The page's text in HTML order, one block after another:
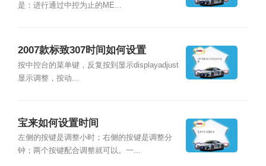
是：进行通过中控为止的ME...
2007款标致307时间如何设置
按中控台的菜单键，反复按到显示displayadjust
显示调整，按动...
宝来如何设置时间
左侧的按键是调整小时；右侧的按键是调整分
钟；两个按键配合调整就可以。一...